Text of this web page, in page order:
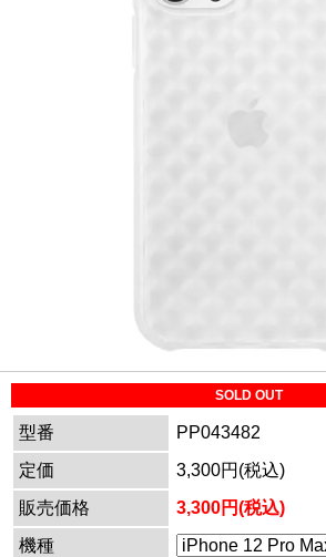
SOLD OUT
型番
PP043482
定価
3,300円(税込)
販売価格
3,300円(税込)
機種